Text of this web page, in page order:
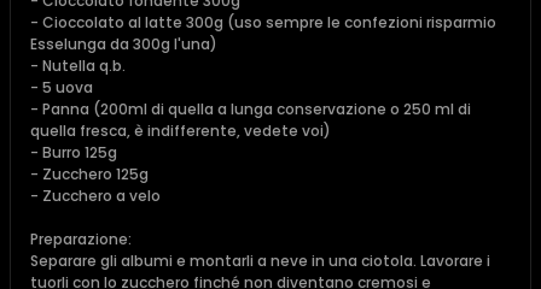
- Cioccolato al latte 300g (uso sempre le confezioni risparmio
Esselunga da 300g l'una)
- Nutella q.b.
- 5 uova
- Panna (200ml di quella a lunga conservazione o 250 ml di
quella fresca, è indifferente, vedete voi)
- Burro 125g
- Zucchero 125g
- Zucchero a velo
Preparazione:
Separare gli albumi e montarli a neve in una ciotola. Lavorare i
tuorli con lo zucchero finché non diventano cremosi e